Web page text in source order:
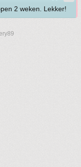
2 weken. Lekker!